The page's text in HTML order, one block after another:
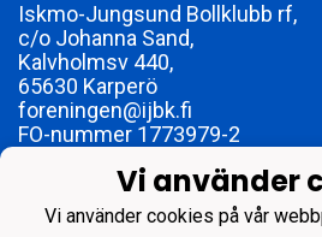
Iskmo-Jungsund Bollklubb rf,
c/o Johanna Sand,
Kalvholmsv 440,
65630 Karperö
foreningen@ijbk.fi
FO-nummer 1773979-2
Vi använder
Vi använder cookies på vår